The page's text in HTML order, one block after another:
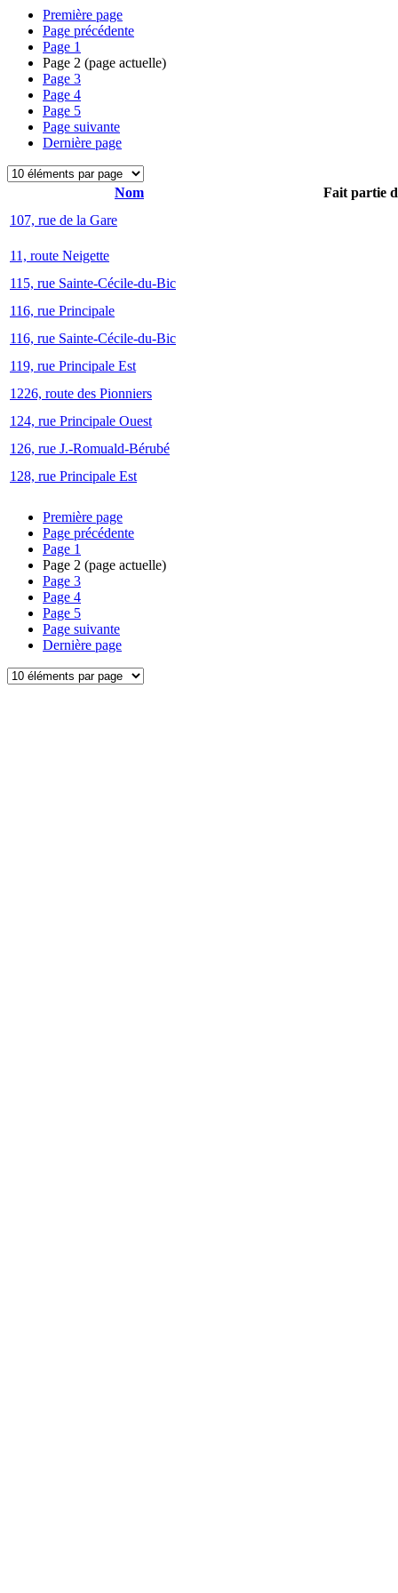
Première page
Page précédente
Page 1
Page 2 (page actuelle)
Page 3
Page 4
Page 5
Page suivante
Dernière page
Nom
Fait partie
107, rue de la Gare
11, route Neigette
115, rue Sainte-Cécile-du-Bic
116, rue Principale
116, rue Sainte-Cécile-du-Bic
119, rue Principale Est
1226, route des Pionniers
124, rue Principale Ouest
126, rue J.-Romuald-Bérubé
128, rue Principale Est
Première page
Page précédente
Page 1
Page 2 (page actuelle)
Page 3
Page 4
Page 5
Page suivante
Dernière page